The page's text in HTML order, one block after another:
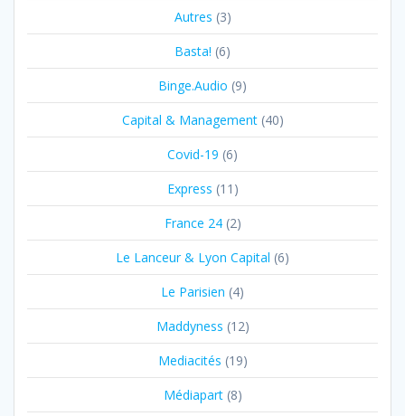
Autres (3)
Basta! (6)
Binge.Audio (9)
Capital & Management(40)
Covid-19 (6)
Express (11)
France 24(2)
Le Lanceur & Lyon Capital (6)
Le Parisien (4)
Maddyness (12)
Mediacités (19)
Médiapart(8)